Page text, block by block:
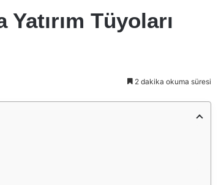
Tüyoları
2 dakika okuma süresi